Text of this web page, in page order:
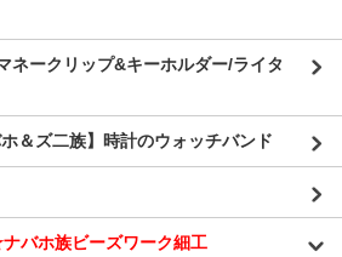
ネークリップ&キーホルダー/ライタ
＆ズ二族】時計のウォッチバンド
ホ族ビーズワーク細工